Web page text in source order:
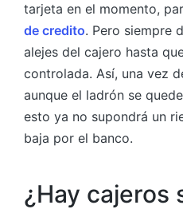
tarjeta en el momento,
de credito. Pero siempre
alejes del cajero hasta
controlada. Así, una vez
aunque el ladrón se
esto ya no supondrá un
baja por el banco.
¿Hay cajeros